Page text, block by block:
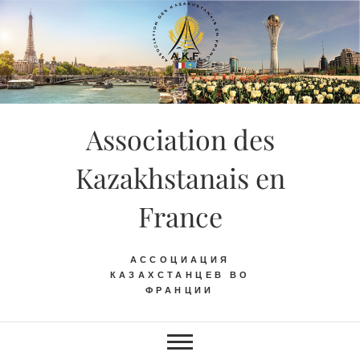
Skip
content
Association des
Kazakhstanais en
France
АССОЦИАЦИЯ
КАЗАХСТАНЦЕВ ВО
ФРАНЦИИ